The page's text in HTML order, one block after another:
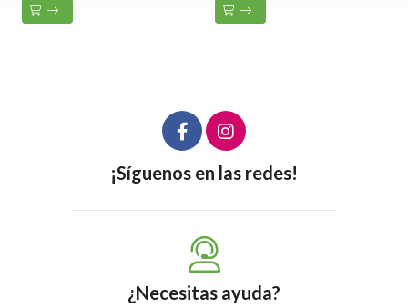
¡Síguenos en las redes!
¿Necesitas ayuda?